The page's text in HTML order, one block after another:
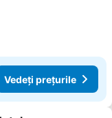
Vedeți prețurile